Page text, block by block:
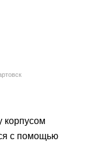
корпусом
с помощью